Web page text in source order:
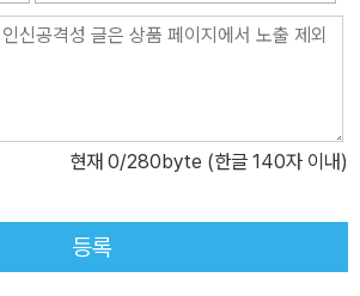
현재 0/280byte (한글 140자 이내)
등록